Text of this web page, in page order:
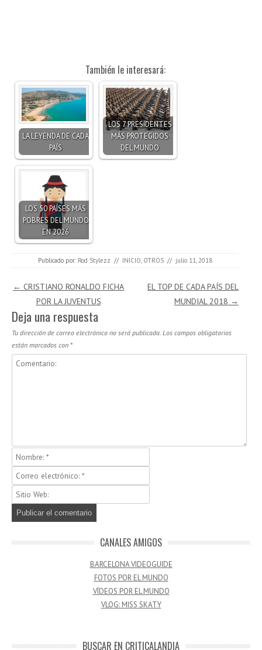
También le interesará:
LA LEYENDA DE CADA
PAÍS
LOS 7 PRESIDENTES
MÁS PROTEGIDOS
DEL MUNDO
LOS 50 PAÍSES MÁS
POBRES DEL MUNDO
EN 2026
Publicado por: Rod Stylezz // INICIO OTROS // julio 11, 2018
Navegación de entradas
← CRISTIANO RONALDO FICHA
POR LA JUVENTUS
EL TOP DE CADA PAÍS DEL
MUNDIAL 2018 →
Deja una respuesta
Tu dirección de correo electrónico no será publicada. Los campos obligatorios
están marcados con *
CANALES AMIGOS
BARCELONA VIDEOGUIDE
FOTOS POR EL MUNDO
VÍDEOS POR EL MUNDO
VLOG: MISS SKATY
BUSCAR EN CRITICALANDIA